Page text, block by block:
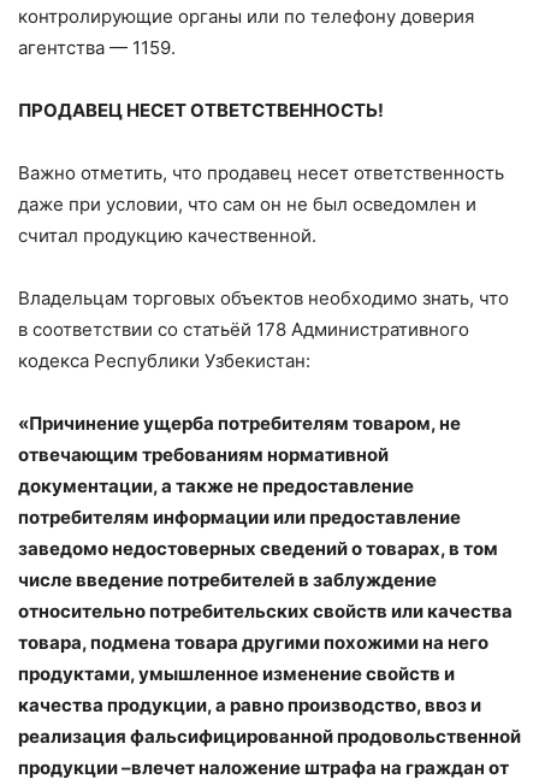
контролирующие органы или по телефону доверия
агентства — 1159.
ПРОДАВЕЦ НЕСЕТ ОТВЕТСТВЕННОСТЬ!
Важно отметить, что продавец несет ответственность
даже при условии, что сам он не был осведомлен и
считал продукцию качественной.
Владельцам торговых объектов необходимо знать, что
в соответствии со статьёй 178 Административного
кодекса Республики Узбекистан:
«Причинение ущерба потребителям товаром, не
отвечающим требованиям нормативной
документации, а также не предоставление
потребителям информации или предоставление
заведомо недостоверных сведений о товарах, в том
числе введение потребителей в заблуждение
относительно потребительских свойств или качества
товара, подмена товара другими похожими на него
продуктами, умышленное изменение свойств и
качества продукции, а равно производство, ввоз и
реализация фальсифицированной продовольственной
продукции –влечет наложение штрафа на граждан от